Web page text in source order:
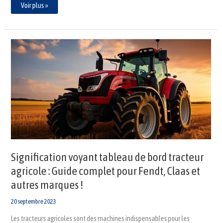
Voir plus »
Signification voyant tableau de bord tracteur
agricole : Guide complet pour Fendt, Claas et
autres marques !
20 septembre 2023
Les tracteurs agricoles sont des machines indispensables pour les
Signification
voyant
tableau
tracteur
agricole
Guide
complet
pour
Fendt,
Claas
et
autres